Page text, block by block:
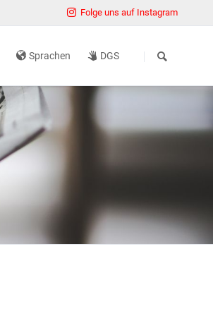
Folge uns auf Instagram
überspringen
Sprachen DGS